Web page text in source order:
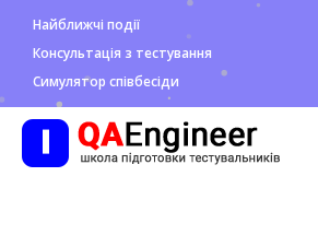
Найближчі події
Консультація з тестування
Симулятор співбесіди